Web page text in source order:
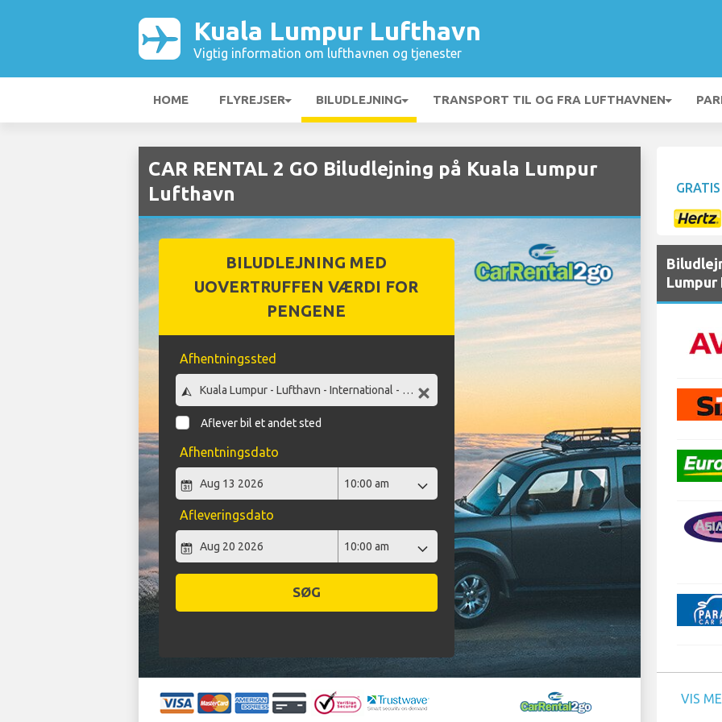
Kuala Lumpur Lufthavn
Vigtig information om lufthavnen og tjenester
HOME FLYREJSER BILUDLEJNING TRANSPORT TIL OG FRA LUFTHAVNEN
CAR RENTAL 2 GO Biludlejning på Kuala Lumpur
Lufthavn
BILUDLEJNING MED
UOVERTRUFFEN VÆRDI FOR
PENGENE
Afhentningssted
Aflever bil et andet sted
Afhentningsdato
Afleveringsdato
SØG
GRATIS
VIS